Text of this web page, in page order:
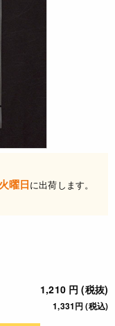
曜日に出荷します。
1,210 円 (税抜)
1,331円 (税込)